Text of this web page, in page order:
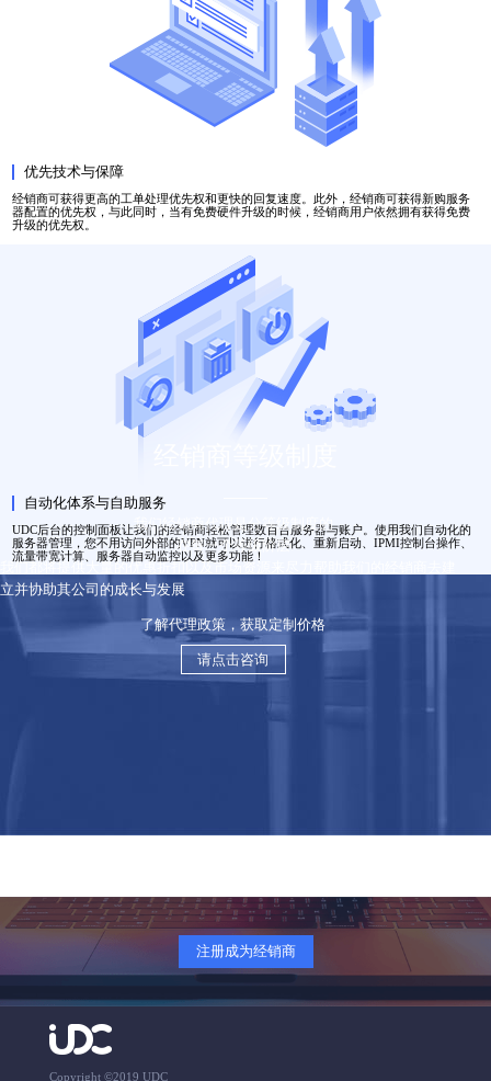
优先技术与保障
经销商可获得更高的工单处理优先权和更快的回复速度。此外，经销商可获得新购服务
器配置的优先权，与此同时，当有免费硬件升级的时候，经销商用户依然拥有获得免费
升级的优先权。
自动化体系与自助服务
UDC后台的控制面板让我们的经销商轻松管理数百台服务器与账户。使用我们自动化的
服务器管理，您不用访问外部的VPN就可以进行格式化、重新启动、IPMI控制台操作、
流量带宽计算、服务器自动监控以及更多功能！
我们经销商代理是分等级制度的
在每一个等级阶层
我们都将提供大量的优惠折扣以及市场资源来尽力帮助我们的经销商去建
立并协助其公司的成长与发展
了解代理政策，获取定制价格
请点击咨询
注册成为经销商
Copyright ©2019 UDC